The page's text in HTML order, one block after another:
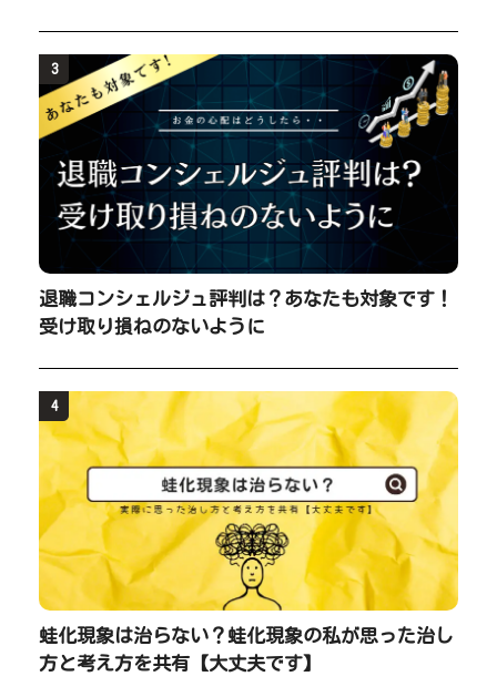
3
退職コンシェルジュ評判は？あなたも対象です！
受け取り損ねのないように
4
蛙化現象は治らない？蛙化現象の私が思った治し
方と考え方を共有【大丈夫です】